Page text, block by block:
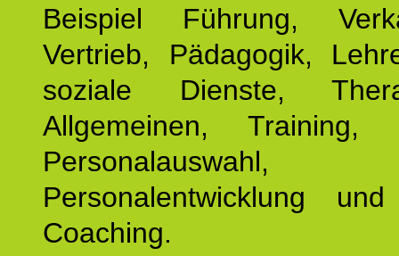
Beispiel Führung,
Vertrieb, Pädagogik,
soziale Dienste,
Allgemeinen, Training,
Personalauswahl,
Personalentwicklung
Coaching.